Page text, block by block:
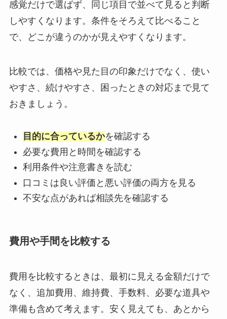
感覚だけで選ばず、同じ項目で並べて見ると判断
しやすくなります。条件をそろえて比べること
で、どこが違うのかが見えやすくなります。
比較では、価格や見た目の印象だけでなく、使い
やすさ、続けやすさ、困ったときの対応まで見て
おきましょう。
目的に合っているかを確認する
必要な費用と時間を確認する
利用条件や注意書きを読む
口コミは良い評価と悪い評価の両方を見る
不安な点があれば相談先を確認する
費用や手間を比較する
費用を比較するときは、最初に見える金額だけで
なく、追加費用、維持費、手数料、必要な道具や
準備も含めて考えます。安く見えても、あとから